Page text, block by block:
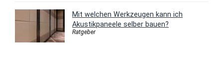
Mit welchen Werkzeugen kann ich
Akustikpaneele selber bauen?
Ratgeber